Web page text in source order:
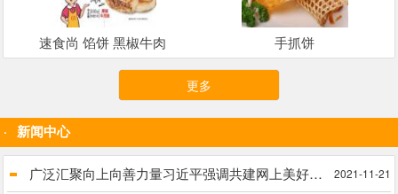
速食尚 馅饼 黑椒牛肉 手抓饼
更多
新闻中心
广泛汇聚向上向善力量习近平强调共建网上美好精神家园 2021-11-21